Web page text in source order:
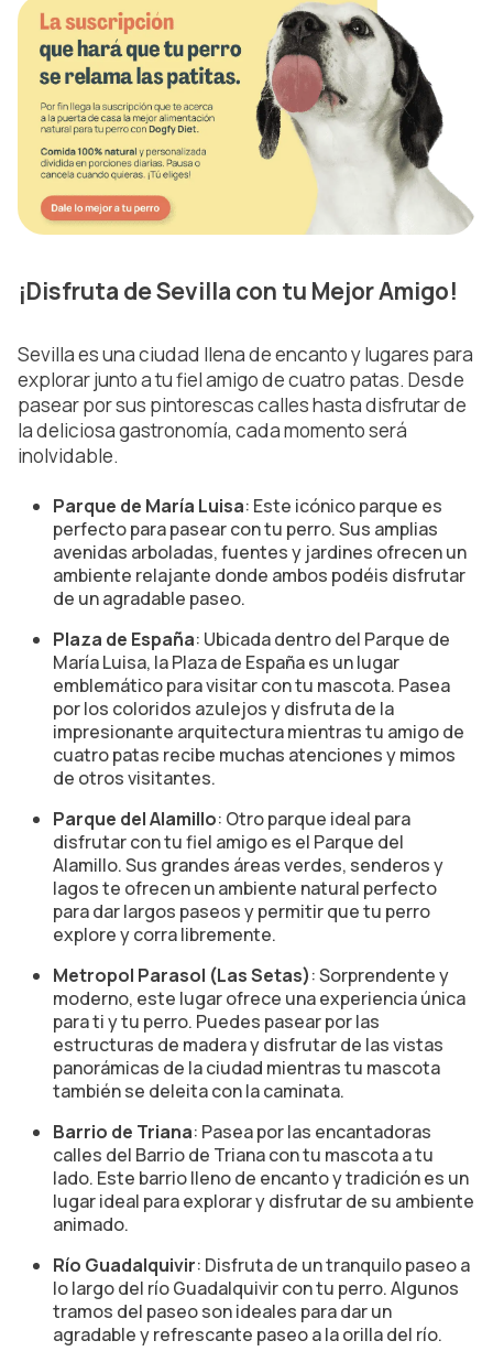
¡Disfruta de Sevilla con tu Mejor Amigo!
Sevilla es una ciudad llena de encanto y lugares para
explorar junto a tu fiel amigo de cuatro patas. Desde
pasear por sus pintorescas calles hasta disfrutar de
la deliciosa gastronomía, cada momento será
inolvidable.
Parque de María Luisa: Este icónico parque es
perfecto para pasear con tu perro. Sus amplias
avenidas arboladas, fuentes y jardines ofrecen un
ambiente relajante donde ambos podéis disfrutar
de un agradable paseo.
Plaza de España: Ubicada dentro del Parque de
María Luisa, la Plaza de España es un lugar
emblemático para visitar con tu mascota. Pasea
por los coloridos azulejos y disfruta de la
impresionante arquitectura mientras tu amigo de
cuatro patas recibe muchas atenciones y mimos
de otros visitantes.
Parque del Alamillo: Otro parque ideal para
disfrutar con tu fiel amigo es el Parque del
Alamillo. Sus grandes áreas verdes, senderos y
lagos te ofrecen un ambiente natural perfecto
para dar largos paseos y permitir que tu perro
explore y corra libremente.
Metropol Parasol (Las Setas): Sorprendente y
moderno, este lugar ofrece una experiencia única
para ti y tu perro. Puedes pasear por las
estructuras de madera y disfrutar de las vistas
panorámicas de la ciudad mientras tu mascota
también se deleita con la caminata.
Barrio de Triana: Pasea por las encantadoras
calles del Barrio de Triana con tu mascota a tu
lado. Este barrio lleno de encanto y tradición es un
lugar ideal para explorar y disfrutar de su ambiente
animado.
Río Guadalquivir: Disfruta de un tranquilo paseo a
lo largo del río Guadalquivir con tu perro. Algunos
tramos del paseo son ideales para dar un
agradable y refrescante paseo a la orilla del río.